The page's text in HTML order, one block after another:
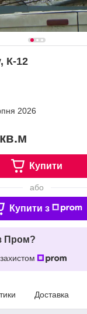
К-12
2026
Купити
або
Купити з
Пром?
Доставка